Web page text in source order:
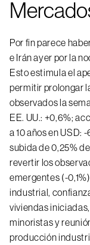
Por fin parece
e Irán ayer por la
Esto estimula el
permitir prolongar
observados la
EE. UU.: +0,6%;
a 10 años en USD:
subida de 0,25%
revertir los
emergentes (-
industrial,
viviendas
minoristas y
producción